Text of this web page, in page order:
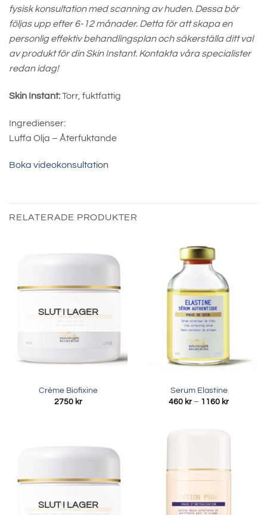
fysisk konsultation med scanning av huden. Dessa bör
följas upp efter 6-12 månader. Detta för att skapa en
personlig effektiv behandlingsplan och säkerställa ditt val
av produkt för din Skin Instant. Kontakta våra specialister
redan idag!
Skin Instant:Torr, fuktfattig
Ingredienser:
Luffa Olja – Återfuktande
Boka videokonsultation
RELATERADE PRODUKTER
SLUT I LAGER
Crème Biofixine
2750 kr
Serum Elastine
460 kr – 1160 kr
SLUT I LAGER